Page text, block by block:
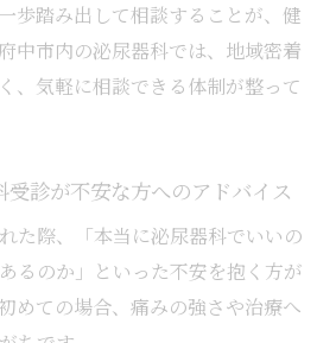
歩踏み出して相談することが、健
中市内の泌尿器科では、地域密着
、気軽に相談できる体制が整って
受診が不安な方へのアドバイス
た際、「本当に泌尿器科でいいの
るのか」といった不安を抱く方が
めての場合、痛みの強さや治療へ